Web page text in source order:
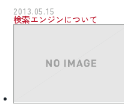
2013.05.15
検索エンジンについて